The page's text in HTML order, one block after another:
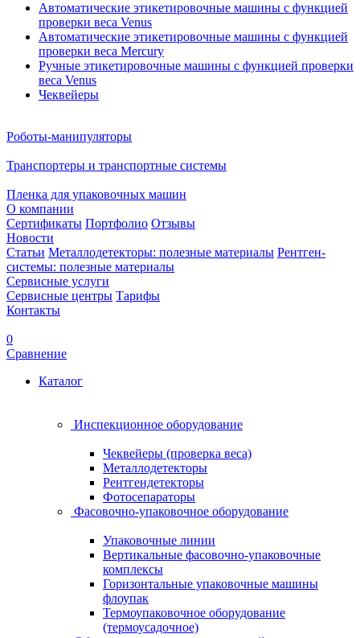
Автоматические этикетировочные машины с функцией
проверки веса Venus
Автоматические этикетировочные машины с функцией
проверки веса Mercury
Ручные этикетировочные машины с функцией проверки
веса Venus
Чеквейеры
Роботы-манипуляторы
Транспортеры и транспортные системы
Пленка для упаковочных машин
О компании
Сертификаты Портфолио Отзывы
Новости
Статьи Металлодетекторы: полезные материалы Рентген-
системы: полезные материалы
Сервисные услуги
Сервисные центры Тарифы
Контакты
0
Сравнение
Каталог
Инспекционное оборудование
Чеквейеры (проверка веса)
Металлодетекторы
Рентгендетекторы
Фотосепараторы
Фасовочно-упаковочное оборудование
Упаковочные линии
Вертикальные фасовочно-упаковочные
комплексы
Горизонтальные упаковочные машины
флоупак
Термоупаковочное оборудование
(термоусадочное)